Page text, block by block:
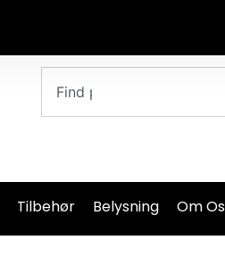
Tilbehør Belysning Om Os